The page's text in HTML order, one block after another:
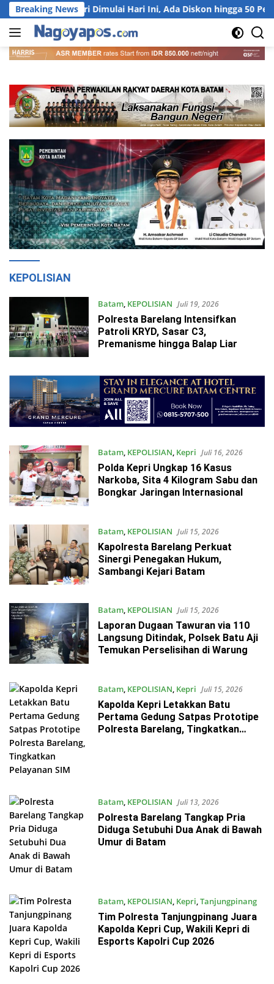
Langsung
ke
konten
Breaking NewsKepri Dimulai Hari Ini, Ada Diskon hingga 50 Persen!
KEPOLISIAN
Batam, KEPOLISIAN Juli 19, 2026
Polresta Barelang Intensifkan
Patroli KRYD, Sasar C3,
Premanisme hingga Balap Liar
Batam, KEPOLISIAN, Kepri Juli 16, 2026
Polda Kepri Ungkap 16 Kasus
Narkoba, Sita 4 Kilogram Sabu dan
Bongkar Jaringan Internasional
Batam, KEPOLISIAN Juli 15, 2026
Kapolresta Barelang Perkuat
Sinergi Penegakan Hukum,
Sambangi Kejari Batam
Batam, KEPOLISIAN Juli 15, 2026
Laporan Dugaan Tawuran via 110
Langsung Ditindak, Polsek Batu Aji
Temukan Perselisihan di Warung
Batam, KEPOLISIAN, Kepri Juli 15, 2026
Kapolda Kepri Letakkan Batu
Pertama Gedung Satpas Prototipe
Polresta Barelang, Tingkatkan
Batam, KEPOLISIAN Juli 13, 2026
Polresta Barelang Tangkap Pria
Diduga Setubuhi Dua Anak di Bawah
Umur di Batam
Batam, KEPOLISIAN, Kepri,Tanjungpinang
Juli 13, 2026
Tim Polresta Tanjungpinang Juara
Kapolda Kepri Cup, Wakili Kepri di
Esports Kapolri Cup 2026